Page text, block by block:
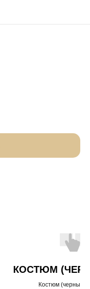
КОСТЮМ
Костюм (черный)